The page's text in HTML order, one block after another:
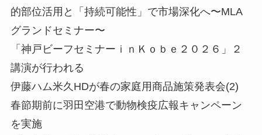
的部位活用と「持続可能性」で市場深化へ〜MLA
グランドセミナー〜
「神戸ビーフセミナーｉｎＫｏｂｅ２０２６」２
講演が行われる
伊藤ハム米久HDが春の家庭用商品施策発表会(2)
春節期前に羽田空港で動物検疫広報キャンペーン
を実施